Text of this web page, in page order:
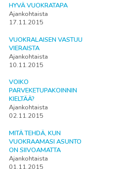
HYVÄ VUOKRATAPA
Ajankohtaista
17.11.2015
VUOKRALAISEN VASTUU
VIERAISTA
Ajankohtaista
10.11.2015
VOIKO
PARVEKETUPAKOINNIN
KIELTÄÄ?
Ajankohtaista
02.11.2015
MITÄ TEHDÄ, KUN
VUOKRAAMASI ASUNTO
ON SIIVOAMATTA
Ajankohtaista
01.11.2015